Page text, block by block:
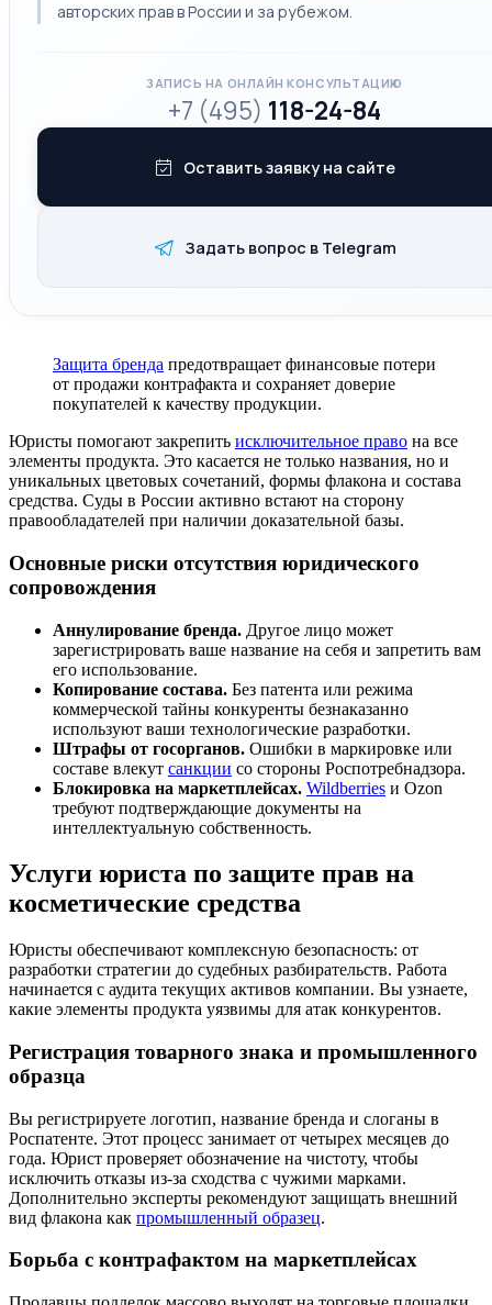
авторских прав в России и за рубежом.
ЗАПИСЬ НА ОНЛАЙН КОНСУЛЬТАЦИЮ
+7 (495) 118-24-84
Оставить заявку на сайте
Задать вопрос в Telegram
Защита бренда предотвращает финансовые потери
от продажи контрафакта и сохраняет доверие
покупателей к качеству продукции.
Юристы помогают закрепить исключительное право на все
элементы продукта. Это касается не только названия, но и
уникальных цветовых сочетаний, формы флакона и состава
средства. Суды в России активно встают на сторону
правообладателей при наличии доказательной базы.
Основные риски отсутствия юридического
сопровождения
Аннулирование бренда. Другое лицо может
зарегистрировать ваше название на себя и запретить вам
его использование.
Копирование состава. Без патента или режима
коммерческой тайны конкуренты безнаказанно
используют ваши технологические разработки.
Штрафы от госорганов. Ошибки в маркировке или
составе влекут санкции со стороны Роспотребнадзора.
Блокировка на маркетплейсах. Wildberries и Ozon
требуют подтверждающие документы на
интеллектуальную собственность.
Услуги юриста по защите прав на
косметические средства
Юристы обеспечивают комплексную безопасность: от
разработки стратегии до судебных разбирательств. Работа
начинается с аудита текущих активов компании. Вы узнаете,
какие элементы продукта уязвимы для атак конкурентов.
Регистрация товарного знака и промышленного
образца
Вы регистрируете логотип, название бренда и слоганы в
Роспатенте. Этот процесс занимает от четырех месяцев до
года. Юрист проверяет обозначение на чистоту, чтобы
исключить отказы из-за сходства с чужими марками.
Дополнительно эксперты рекомендуют защищать внешний
вид флакона как промышленный образец.
Борьба с контрафактом на маркетплейсах